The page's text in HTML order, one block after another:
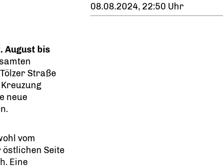
August bis
Straße
neue
vom
Seite
Eine
08.08.2024, 22:50 Uhr